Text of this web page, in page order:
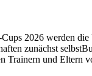
2026 werden
zunächst
Trainern und Eltern